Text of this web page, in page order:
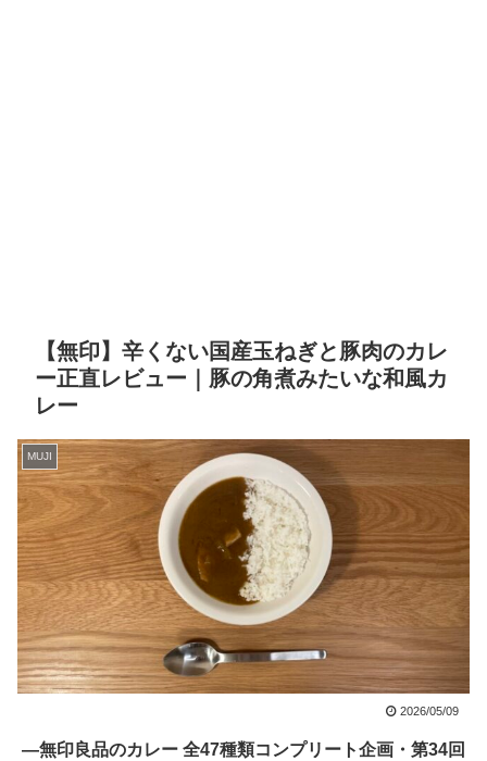
【無印】辛くない国産玉ねぎと豚肉のカレ
ー正直レビュー｜豚の角煮みたいな和風カ
レー
MUJI
2026/05/09
―無印良品のカレー 全47種類コンプリート企画・第34回